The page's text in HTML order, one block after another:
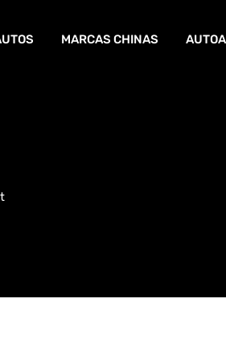
MARCAS CHINAS